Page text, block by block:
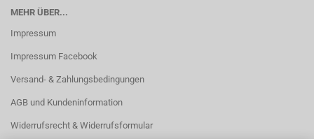
MEHR ÜBER...
Impressum
Impressum Facebook
Versand- & Zahlungsbedingungen
AGB und Kundeninformation
Widerrufsrecht & Widerrufsformular